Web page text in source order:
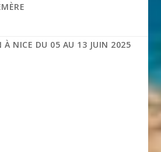
À NICE DU 05 AU 13 JUIN 2025